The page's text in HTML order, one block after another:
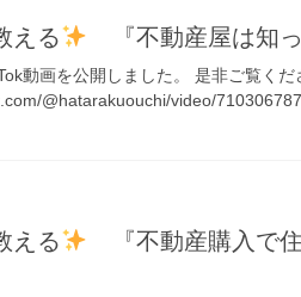
える 『不動産屋は知っ
動画を公開しました。 是非ご覧くだ
@hatarakuouchi/video/
える
『不動産購入で